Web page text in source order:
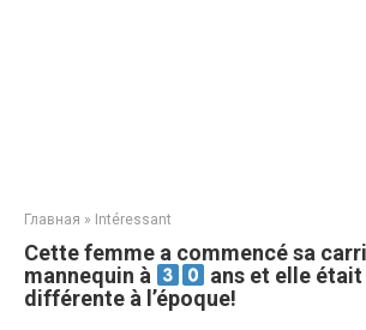
Главная » Intéressant
Cette femme a commencé sa
mannequin à
ans et elle
différente à l’époque!